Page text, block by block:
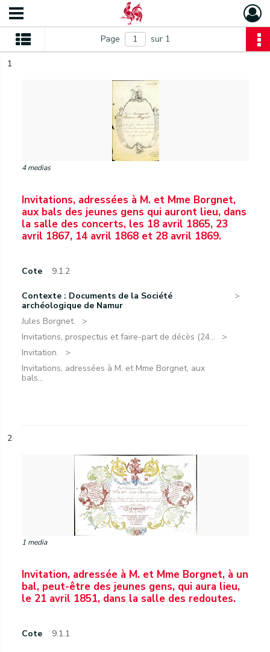
Page sur 1
1
4 medias
Invitations, adressées à M. et Mme Borgnet,
aux bals des jeunes gens qui auront lieu, dans
la salle des concerts, les 18 avril 1865, 23
avril 1867, 14 avril 1868 et 28 avril 1869.
Cote 9.1.2
Contexte : Documents de la Société
archéologique de Namur
Jules Borgnet.
Invitations, prospectus et faire-part de décès (24...
Invitation.
Invitations, adressées à M. et Mme Borgnet, aux
bals...
2
1 media
Invitation, adressée à M. et Mme Borgnet, à un
bal, peut-être des jeunes gens, qui aura lieu,
le 21 avril 1851, dans la salle des redoutes.
Cote 9.1.1